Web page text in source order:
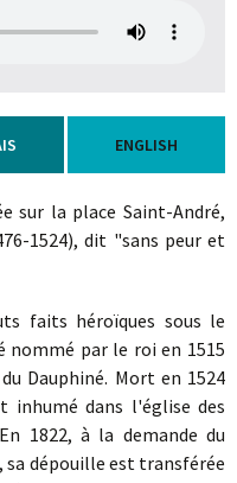
ENGLISH
sur la place Saint-André,
1524), dit "sans peur et
faits héroïques sous le
nommé par le roi en 1515
Dauphiné. Mort en 1524
dans l'église des
1822, à la demande du
sa dépouille est transférée